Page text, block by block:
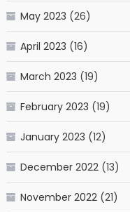
May 2023 (26)
April 2023 (16)
March 2023 (19)
February 2023 (19)
January 2023 (12)
December 2022(13)
November 2022(21)